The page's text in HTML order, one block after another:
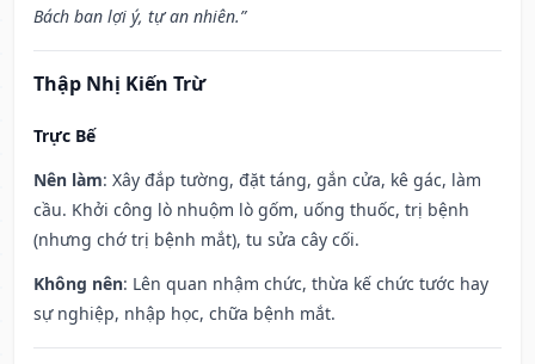
Bách ban lợi ý, tự an nhiên.”
Thập Nhị Kiến Trừ
Trực Bế
Nên làm: Xây đắp tường, đặt táng, gắn cửa, kê gác, làm
cầu. Khởi công lò nhuộm lò gốm, uống thuốc, trị bệnh
(nhưng chớ trị bệnh mắt), tu sửa cây cối.
Không nên: Lên quan nhậm chức, thừa kế chức tước hay
sự nghiệp, nhập học, chữa bệnh mắt.